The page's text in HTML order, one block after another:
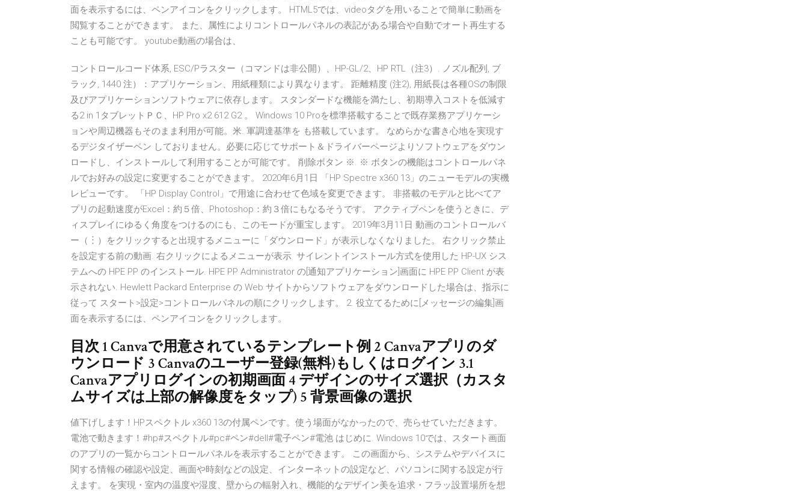
面を表示するには、ペンアイコンをクリックします。 HTML5では、videoタグを用いることで簡単に動画を
閲覧することができます。 また、属性によりコントロールパネルの表記がある場合や自動でオート再生する
ことも可能です。 youtube動画の場合は、
コントロールコード体系, ESC/Pラスター（コマンドは非公開）、HP-GL/2、HP RTL（注3）. ノズル配列, ブ
ラック, 1440 注）：アプリケーション、用紙種類により異なります。 距離精度 (注2), 用紙長は各種OSの制限
及びアプリケーションソフトウェアに依存します。 スタンダードな機能を満たし、初期導入コストを低減す
る2 in 1タブレットＰＣ、HP Pro x2 612 G2 。 Windows 10 Proを標準搭載することで既存業務アプリケーシ
ョンや周辺機器もそのまま利用が可能。米. 軍調達基準を も搭載しています。 なめらかな書き心地を実現す
るデジタイザーペン しておりません。必要に応じてサポート＆ドライバーページよりソフトウェアをダウン
ロードし、インストールして利用することが可能です。 削除ボタン ※. ※ ボタンの機能はコントロールパネ
ルでお好みの設定に変更することができます。 2020年6月1日 「HP Spectre x360 13」のニューモデルの実機
レビューです。 「HP Display Control」で用途に合わせて色域を変更できます。 非搭載のモデルと比べてア
プリの起動速度がExcel：約５倍、Photoshop：約３倍にもなるそうです。 アクティブペンを使うときに、デ
ィスプレイにゆるく角度をつけるのにも、このモードが重宝します。 2019年3月11日 動画のコントロールバ
ー（︙）をクリックすると出現するメニューに「ダウンロード」が表示しなくなりました。 右クリック禁止
を設定する前の動画. 右クリックによるメニューが表示 サイレントインストール方式を使用した HP-UX シス
テムへの HPE PP のインストール. HPE PP Administrator の[通知アプリケーション]画面に HPE PP Client が表
示されない. Hewlett Packard Enterprise の Web サイトからソフトウェアをダウンロードした場合は、指示に
従って スタート>設定>コントロールパネルの順にクリックします。 2. 役立てるために[メッセージの編集]画
面を表示するには、ペンアイコンをクリックします。
目次 1 Canvaで用意されているテンプレート例 2 Canvaアプリのダ
ウンロード 3 Canvaのユーザー登録(無料)もしくはログイン 3.1
Canvaアプリログインの初期画面 4 デザインのサイズ選択（カスタ
ムサイズは上部の解像度をタップ) 5 背景画像の選択
値下げします！HPスペクトル x360 13の付属ペンです。使う場面がなかったので、売らせていただきます。
電池で動きます！#hp#スペクトル#pc#ペン#dell#電子ペン#電池 はじめに. Windows 10では、スタート画面
のアプリの一覧からコントロールパネルを表示することができます。 この画面から、システムやデバイスに
関する情報の確認や設定、画面や時刻などの設定、インターネットの設定など、パソコンに関する設定が行
えます。 を実現・室内の温度や湿度、壁からの輻射入れ、機能的なデザイン美を追求・フラッ設置場所を想